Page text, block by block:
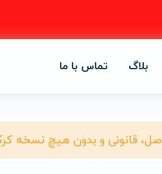
بلاگ تماس با ما
قانونی و بدون هیچ نسخه